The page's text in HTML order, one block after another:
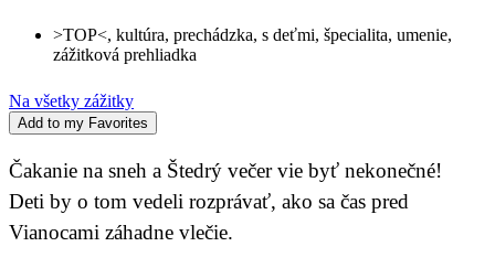
>TOP<, kultúra, prechádzka, s deťmi, špecialita, umenie,
zážitková prehliadka
Na všetky zážitky
Add to my Favorites
Čakanie na sneh a Štedrý večer vie byť nekonečné!
Deti by o tom vedeli rozprávať, ako sa čas pred
Vianocami záhadne vlečie.